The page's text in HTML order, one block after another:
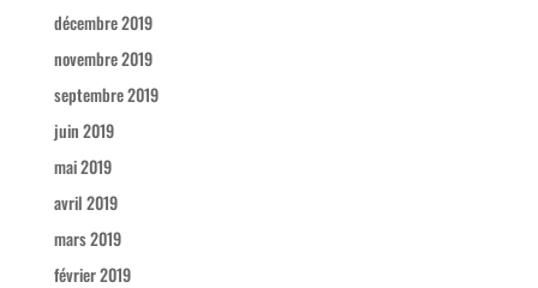
décembre 2019
novembre 2019
septembre 2019
juin 2019
mai 2019
avril 2019
mars 2019
février 2019